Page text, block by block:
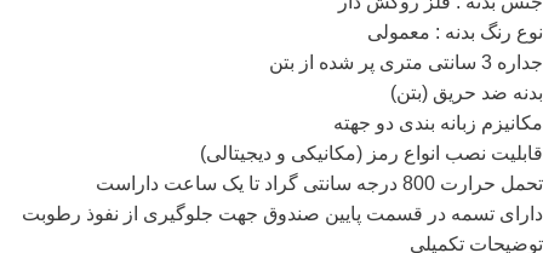
نوع رنگ بدنه : معمولی
جداره 3 سانتی متری پر شده از بتن
بدنه ضد حریق (بتن)
مکانیزم زبانه بندی دو جهته
قابلیت نصب انواع رمز (مکانیکی و دیجیتالی)
تحمل حرارت 800 درجه سانتی گراد تا یک ساعت داراست
دارای تسمه در قسمت پایین صندوق جهت جلوگیری از نفوذ رطوبت
توضیحات تکمیلی